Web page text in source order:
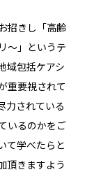
招きし「高齢
〜」というテ
域包括ケアシ
重要視されて
力されている
いるのかをご
て学べたらと
頂きますよう